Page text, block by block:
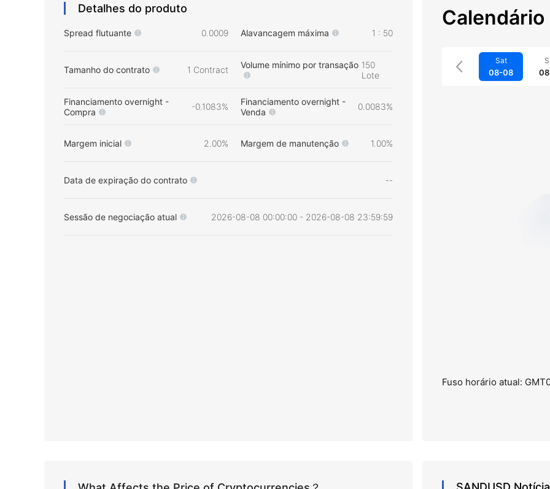
Detalhes do produto
Spread flutuante 0.0009 Alavancagem máxima 1 : 50
Tamanho do contrato 1 Contract Volume mínimo por transação 150
Lote
Financiamento overnight -
Compra
-0.1083%
Financiamento overnight -
Venda
0.0083%
Margem inicial 2.00% Margem de manutenção 1.00%
Data de expiração do contrato --
Sessão de negociação atual 2026-08-08 00:00:00 - 2026-08-08 23:59:59
Sat
08-08
Fuso horário atual: